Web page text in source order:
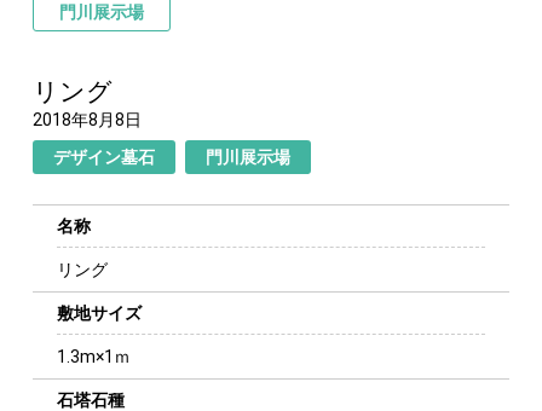
門川展示場
リング
2018年8月8日
デザイン墓石
門川展示場
名称
リング
敷地サイズ
1.3m×1ｍ
石塔石種